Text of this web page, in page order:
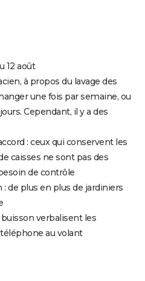
12 août
à propos du lavage des
une fois par semaine, ou
Cependant, il y a des
: ceux qui conservent les
caisses ne sont pas des
de contrôle
: de plus en plus de jardiniers
verbalisent les
au volant